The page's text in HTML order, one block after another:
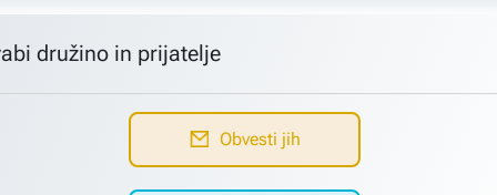
družino in prijatelje
Obvesti jih